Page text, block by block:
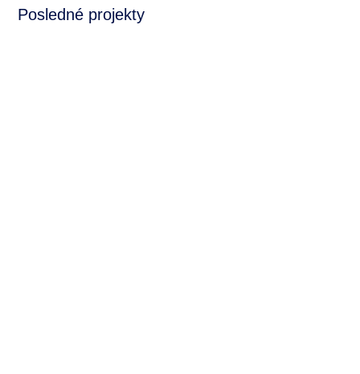
Posledné projekty